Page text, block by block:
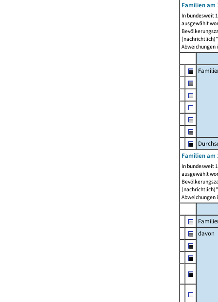
Familien am
In bundesweit
ausgewählt
Abweichungen
Familien am
In bundesweit
ausgewählt
Abweichungen
davon